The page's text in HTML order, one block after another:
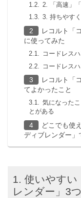
2. 「高速」
3. 持ちやす
レコルト「
に使ってみた
コードレス
コードレス
レコルト「
てよかったこと
気になった
とがある
どこでも使
ディブレンダー」
使いやすい
レンダー」3